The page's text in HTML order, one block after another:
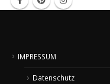
IMPRESSUM
Datenschutz